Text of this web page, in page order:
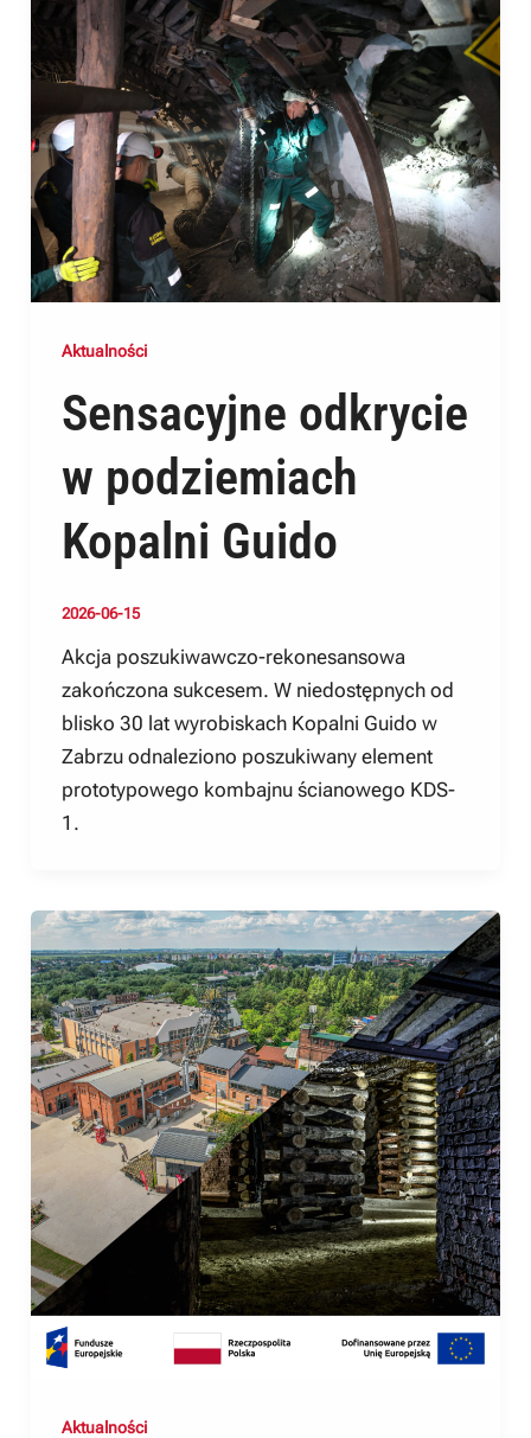
Aktualności
Sensacyjne odkrycie
w podziemiach
Kopalni Guido
2026-06-15
Akcja poszukiwawczo-rekonesansowa
zakończona sukcesem. W niedostępnych od
blisko 30 lat wyrobiskach Kopalni Guido w
Zabrzu odnaleziono poszukiwany element
prototypowego kombajnu ścianowego KDS-
1.
Aktualności